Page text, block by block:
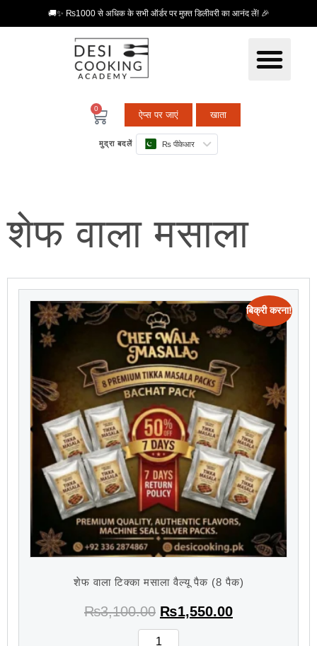
🚚✨ ₨1000 से अधिक के सभी ऑर्डर पर मुफ़्त डिलीवरी का आनंद लें! 🎉
0
ऐप्स पर जाएं खाता
मुद्रा बदलें ₨ पीकेआर
शेफ वाला मसाला
बिक्री करना!
शेफ वाला टिक्का मसाला वैल्यू पैक (8 पैक)
₨3,100.00 ₨1,550.00